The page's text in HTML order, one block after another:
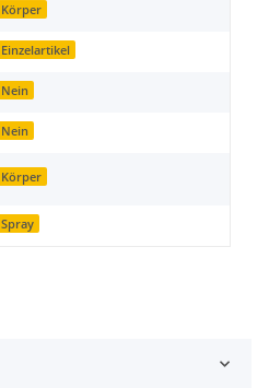
Körper
Einzelartikel
Nein
Nein
Körper
Spray